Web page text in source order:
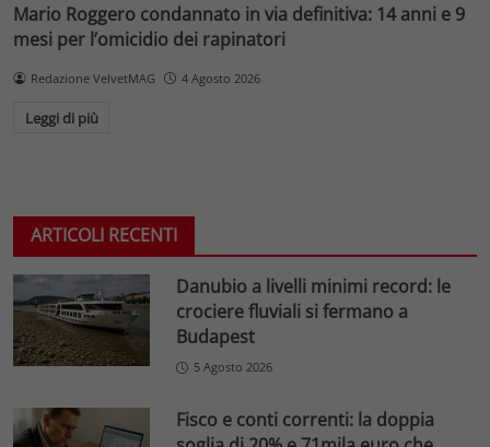
Mario Roggero condannato in via definitiva: 14 anni e 9
mesi per l’omicidio dei rapinatori
Redazione VelvetMAG 4 Agosto 2026
Leggi di più
ARTICOLI RECENTI
Danubio a livelli minimi record: le
crociere fluviali si fermano a
Budapest
5 Agosto 2026
Fisco e conti correnti: la doppia